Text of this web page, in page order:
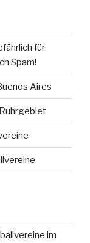
für
Spam!
Aires
im